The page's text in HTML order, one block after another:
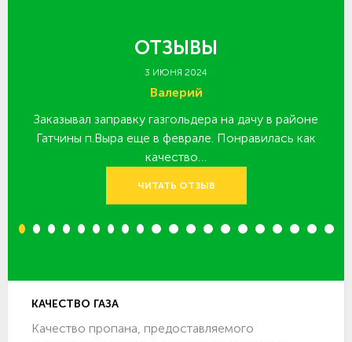
ОТЗЫВЫ
3 ИЮНЯ 2024
Валерий
Заказывал заправку газгольдера на дачу в районе
Гатчины п.Выра еще в феврале. Понравилась как
качество…
ЧИТАТЬ ОТЗЫВ
1 2 3 4 5 6 7 8 9 10 11 12 13 14 15 16 17 18 19 20
КАЧЕСТВО ГАЗА
Качество пропана, предоставляемого